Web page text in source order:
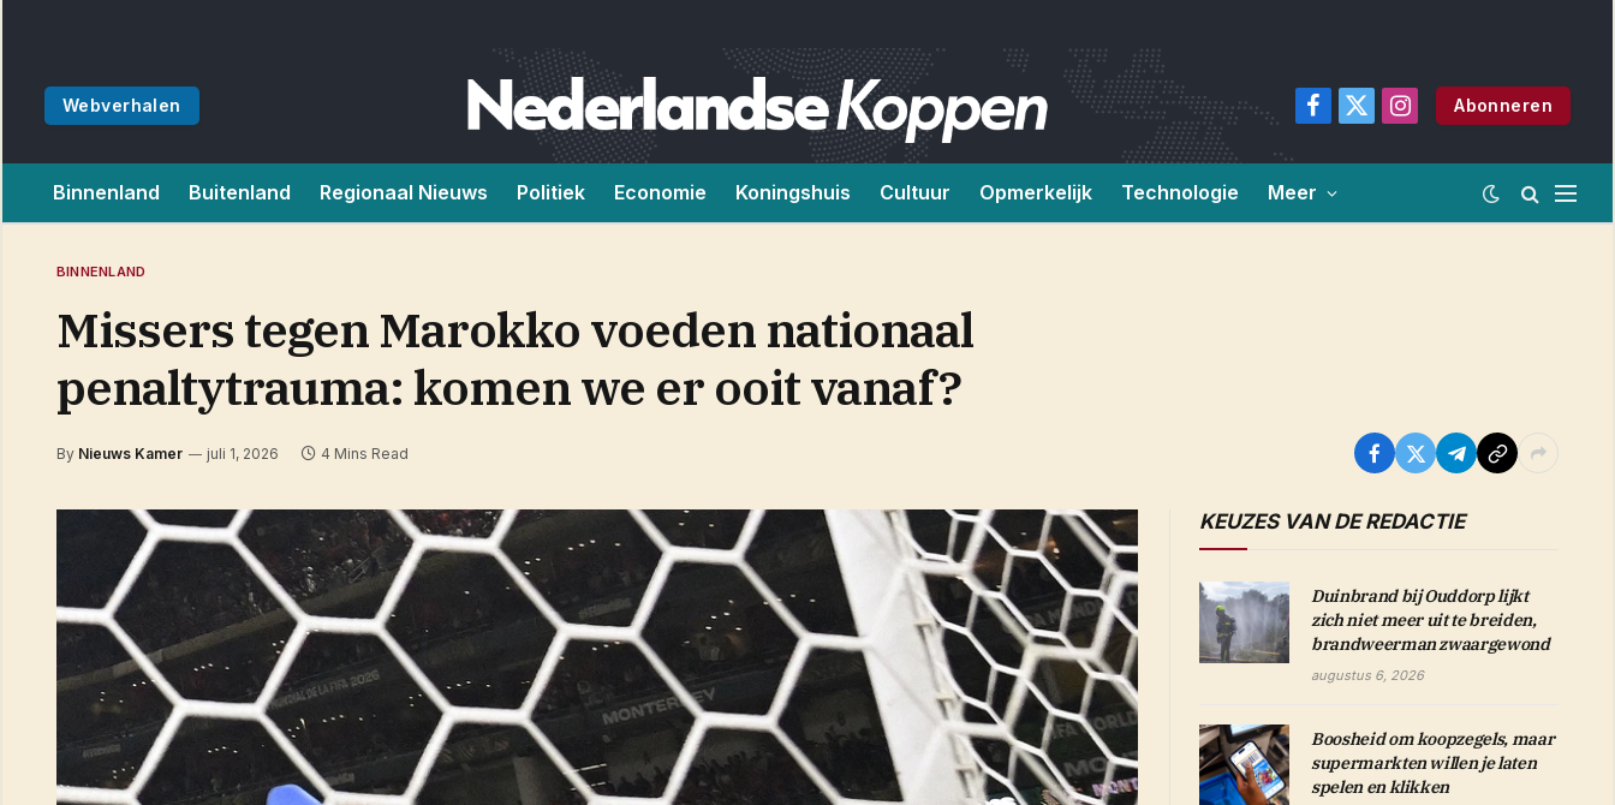
Webverhalen
Facebook
X
Instagram
Abonneren
Binnenland Buitenland Regionaal Nieuws Politiek Economie Koningshuis Cultuur Opmerkelijk Technologie Meer
BINNENLAND
Missers tegen Marokko voeden nationaal
penaltytrauma: komen we er ooit vanaf?
By Nieuws Kamer juli 1, 2026 4 Mins Read
KEUZES VAN DE REDACTIE
Duinbrand bij Ouddorp lijkt
zich niet meer uit te breiden,
brandweerman zwaargewond
augustus 6, 2026
Boosheid om koopzegels, maar
supermarkten willen je laten
spelen en klikken